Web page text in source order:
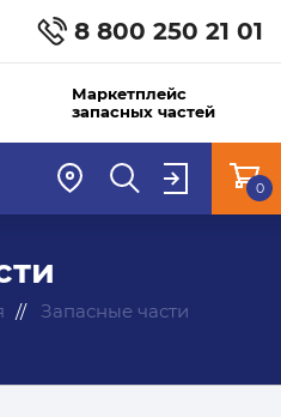
8 800 250 21 01
Маркетплейс
запасных частей
0
Запасные части